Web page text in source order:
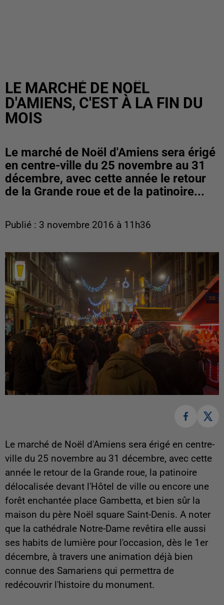
LE MARCHÉ DE NOËL
D'AMIENS, C'EST À LA FIN DU
MOIS
Le marché de Noël d'Amiens sera érigé
en centre-ville du 25 novembre au 31
décembre, avec cette année le retour
de la Grande roue et de la patinoire...
Publié : 3 novembre 2016 à 11h36
Le marché de Noël d'Amiens sera érigé en centre-
ville du 25 novembre au 31 décembre, avec cette
année le retour de la Grande roue, la patinoire
délocalisée devant l'Hôtel de ville ou encore une
forêt enchantée place Gambetta, et bien sûr la
maison du père Noël square Saint-Denis. A noter
que la cathédrale Notre-Dame revêtira elle aussi
ses habits de lumière pour l'occasion, dès le 1er
décembre, à travers une animation déjà bien
connue des Samariens qui permettra de
redécouvrir l'histoire du monument.